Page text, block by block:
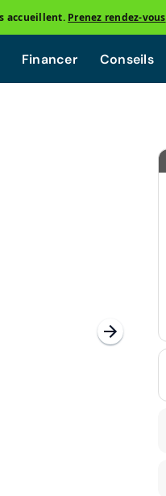
accueillent. Prenez rendez-vous
Financer Conseils